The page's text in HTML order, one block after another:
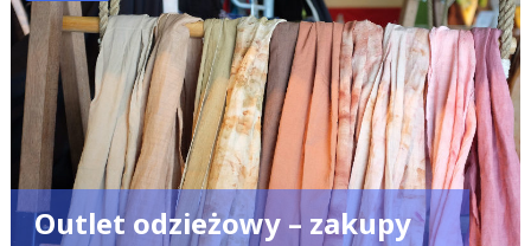
Outlet odzieżowy – zakupy